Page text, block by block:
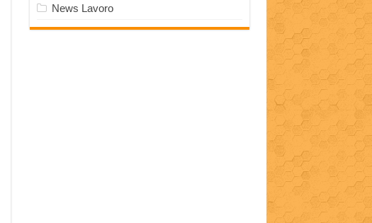
News Lavoro